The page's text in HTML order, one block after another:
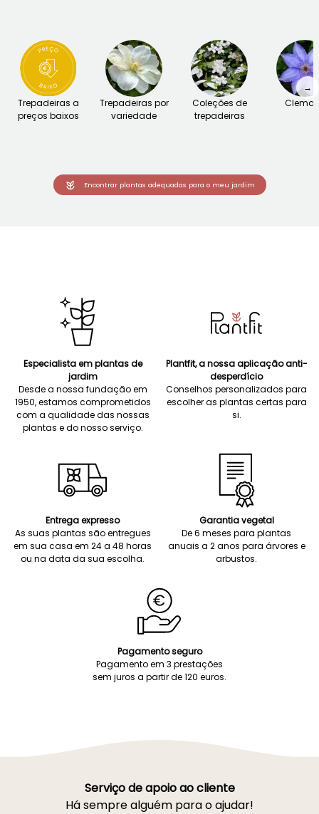
Trepadeiras a
preços baixos
Trepadeiras por
variedade
Coleções de
trepadeiras
→
Encontrar plantas adequadas para o meu jardim
Especialista em plantas de
jardim
Desde a nossa fundação em
1950, estamos comprometidos
com a qualidade das nossas
plantas e do nosso serviço.
Plantfit, a nossa aplicação anti-
desperdício
Conselhos personalizados para
escolher as plantas certas para
si.
Entrega expresso
As suas plantas são entregues
em sua casa em 24 a 48 horas
ou na data da sua escolha.
Garantia vegetal
De 6 meses para plantas
anuais a 2 anos para árvores e
arbustos.
Pagamento seguro
Pagamento em 3 prestações
sem juros a partir de 120 euros.
Serviço de apoio ao cliente
Há sempre alguém para o ajudar!